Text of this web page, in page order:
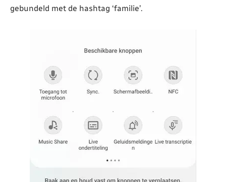
gebundeld met de hashtag ‘familie’.